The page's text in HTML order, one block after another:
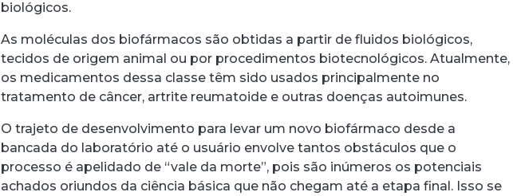
biológicos.
As moléculas dos biofármacos são obtidas a partir de fluidos biológicos,
tecidos de origem animal ou por procedimentos biotecnológicos. Atualmente,
os medicamentos dessa classe têm sido usados principalmente no
tratamento de câncer, artrite reumatoide e outras doenças autoimunes.
O trajeto de desenvolvimento para levar um novo biofármaco desde a
bancada do laboratório até o usuário envolve tantos obstáculos que o
processo é apelidado de “vale da morte”, pois são inúmeros os potenciais
achados oriundos da ciência básica que não chegam até a etapa final. Isso se